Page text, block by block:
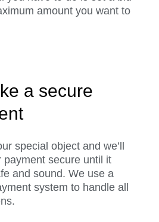
amount you want to
a secure
special object and we’ll
payment secure until it
and sound. We use a
system to handle all